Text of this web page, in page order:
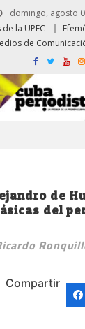
domingo, agosto
la UPEC
de
de
del
Compartir